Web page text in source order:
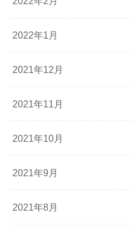
2022年1月
2021年12月
2021年11月
2021年10月
2021年9月
2021年8月